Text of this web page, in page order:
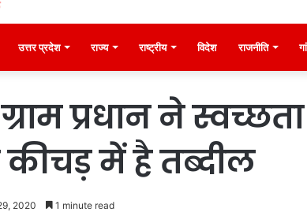
उत्तर प्रदेश राज्य राष्ट्रीय विदेश राजनीति
प्रधान ने
में है तब्दील
2020 1 minute read